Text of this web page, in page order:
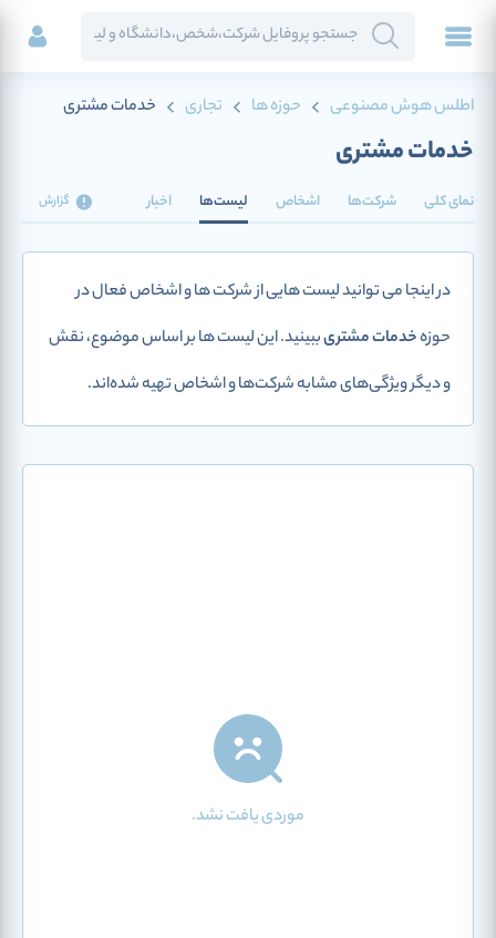
اطلس هوش مصنوعی حوزه ها تجاری خدمات مشتری
خدمات مشتری
نمای کلی شرکت‌ها اشخاص لیست‌ها اخبار گزارش
در اینجا می توانید لیست هایی از شرکت ها و اشخاص فعال در
حوزهخدمات مشتریببینید. این لیست ها بر اساس موضوع، نقش
و دیگر ویژگی‌های مشابه شرکت‌ها و اشخاص تهیه شده‌اند.
موردی یافت نشد.